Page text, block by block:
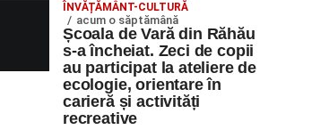
ÎNVĂȚĂMÂNT-CULTURĂ
acum o săptămână
Școala de Vară din Răhău
s-a încheiat. Zeci de copii
au participat la ateliere de
ecologie, orientare în
carieră și activități
recreative